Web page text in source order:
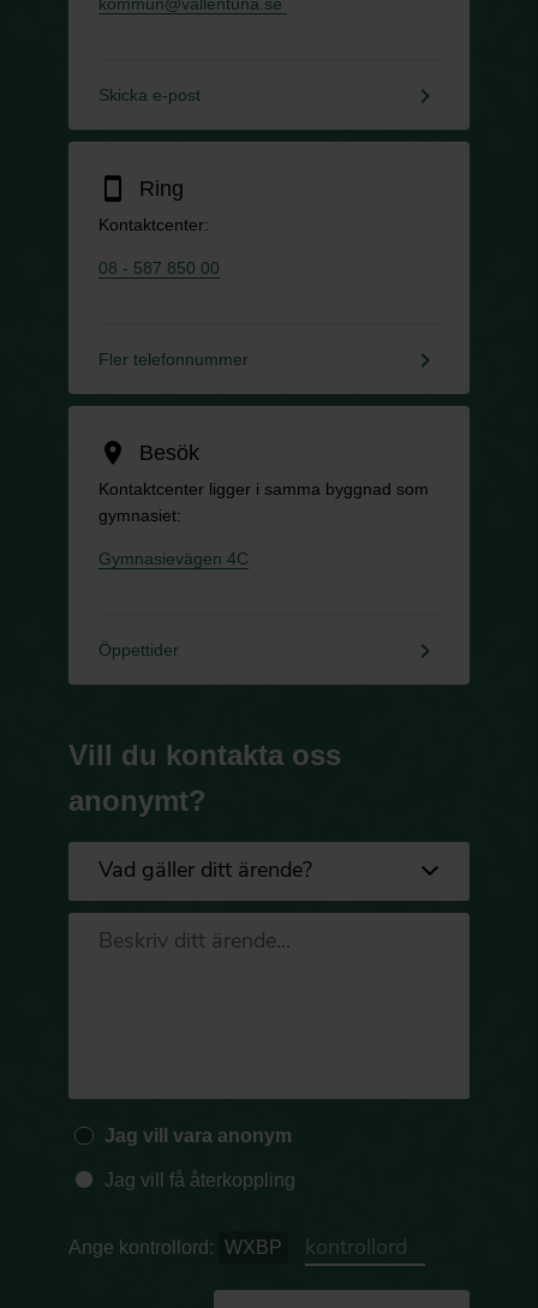
Skicka e-post keyboard_arrow_right
smartphone Ring
Kontaktcenter:
08 - 587 850 00
Fler telefonnummer keyboard_arrow_right
location_on Besök
Kontaktcenter ligger i samma byggnad som
gymnasiet:
Gymnasievägen 4C
Öppettider keyboard_arrow_right
Vill du kontakta oss
anonymt?
Jag vill vara anonym
Jag vill få återkoppling
Ange kontrollord: WXBP